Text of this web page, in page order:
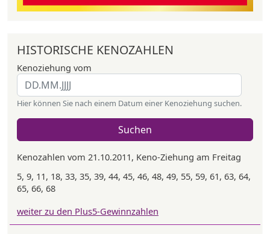
HISTORISCHE KENOZAHLEN
Kenoziehung vom
Hier können Sie nach einem Datum einer Kenoziehung suchen.
Suchen
Kenozahlen vom 21.10.2011, Keno-Ziehung am Freitag
5, 9, 11, 18, 33, 35, 39, 44, 45, 46, 48, 49, 55, 59, 61, 63, 64,
65, 66, 68
weiter zu den Plus5-Gewinnzahlen